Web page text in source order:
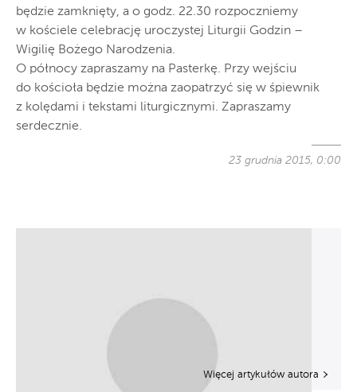
będzie zamknięty, a o godz. 22.30 rozpoczniemy
w kościele celebrację uroczystej Liturgii Godzin –
Wigilię Bożego Narodzenia.
O północy zapraszamy na Pasterkę. Przy wejściu
do kościoła będzie można zaopatrzyć się w śpiewnik
z kolędami i tekstami liturgicznymi. Zapraszamy
serdecznie.
23 grudnia 2015, 0:00
Więcej artykułów autora